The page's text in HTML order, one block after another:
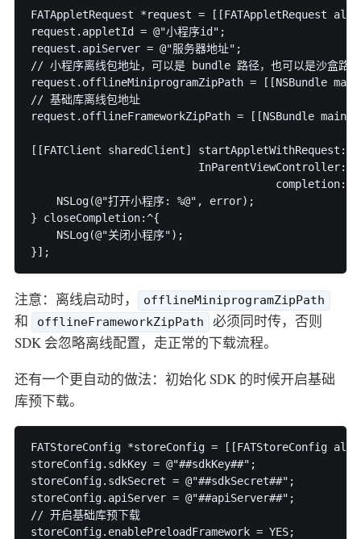
FATAppletRequest *request = [[FATAppletRequest
request.appletId = @"小程序id";
request.apiServer = @"服务器地址";
// 小程序离线包地址，可以是 bundle 路径，也可以是沙盒路径
request.offlineMiniprogramZipPath = [[NSBundle
// 基础库离线包地址
request.offlineFrameworkZipPath = [[NSBundle
[[FATClient sharedClient]
    NSLog(@"打开小程序: %@", error);
} closeCompletion:^{
    NSLog(@"关闭小程序");
注意：离线启动时， offlineMiniprogramZipPath
和 offlineFrameworkZipPath
必须同时传，否则
SDK 会忽略离线配置，走正常的下载流程。
还有一个更自动的做法：初始化 SDK 的时候开启基础
库预下载。
FATStoreConfig *storeConfig = [[FATStoreConfig
storeConfig.sdkKey = @"##sdkKey##";
storeConfig.sdkSecret = @"##sdkSecret##";
storeConfig.apiServer = @"##apiServer##";
// 开启基础库预下载
storeConfig.enablePreloadFramework = YES;